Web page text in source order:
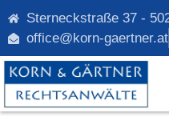
Sterneckstraße 37 -
office@korn-gaertner.at